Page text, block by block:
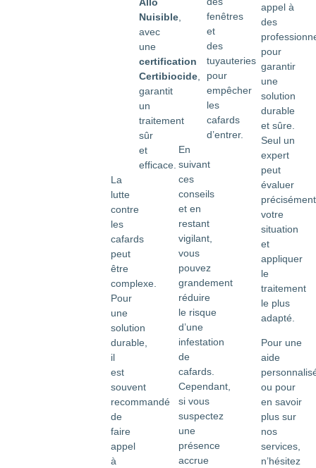
Nuisible,
avec
une
certification
Certibiocide,
garantit
un
traitement
sûr
et
efficace.
La
lutte
contre
les
cafards
peut
être
complexe.
Pour
une
solution
durable,
il
est
souvent
recommandé
de
faire
appel
à
fenêtres
et
des
tuyauteries
pour
empêcher
les
cafards
d’entrer.
En
suivant
ces
conseils
et en
restant
vigilant,
vous
pouvez
grandement
réduire
le risque
d’une
infestation
de
cafards.
Cependant,
si vous
suspectez
une
présence
accrue
appel à
des
pour
garantir
une
solution
durable
et sûre.
Seul un
expert
peut
évaluer
précisément
votre
situation
et
appliquer
le
traitement
le plus
adapté.
Pour une
aide
ou pour
en savoir
plus sur
nos
services,
n’hésitez